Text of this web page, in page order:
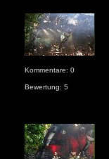
Kommentare: 0
Bewertung: 5